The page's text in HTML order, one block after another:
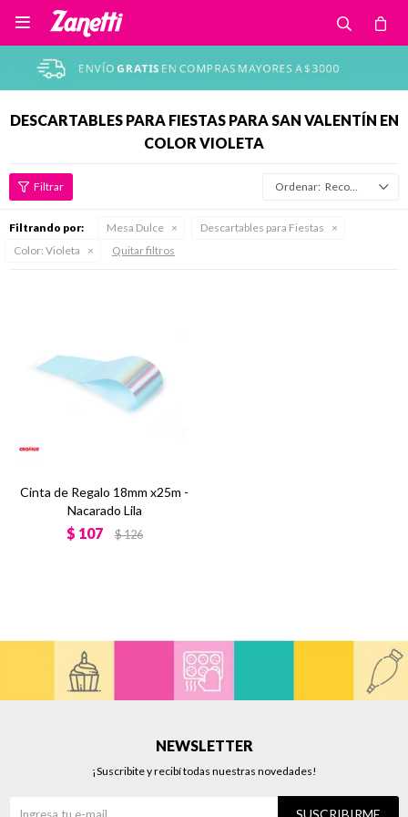

DESCARTABLES PARA FIESTAS PARA SAN VALENTÍN EN
COLOR VIOLETA
Recomendados
Filtrando por: Mesa Dulce
Descartables para Fiestas
Color: Violeta Quitar filtros
Cinta de Regalo 18mm x25m -
Nacarado Lila
$ 107 $126
NEWSLETTER
¡Suscribite y recibí todas nuestras novedades!
SUSCRIBIRME